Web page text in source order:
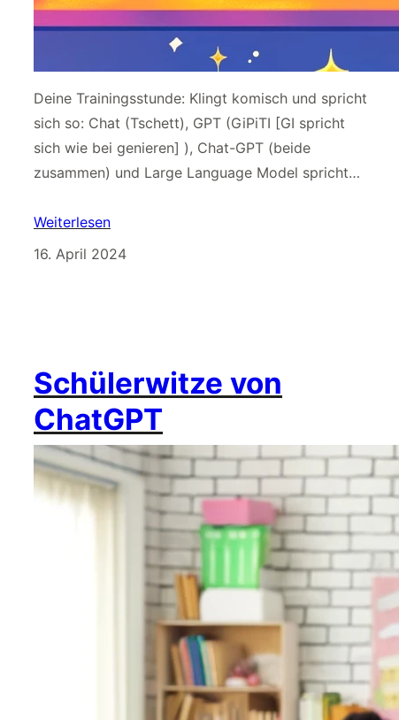
Deine Trainingsstunde: Klingt komisch und spricht
sich so: Chat (Tschett), GPT (GiPiTI [GI spricht
sich wie bei genieren] ), Chat-GPT (beide
zusammen) und Large Language Model spricht…
Weiterlesen
16. April 2024
Schülerwitze von
ChatGPT